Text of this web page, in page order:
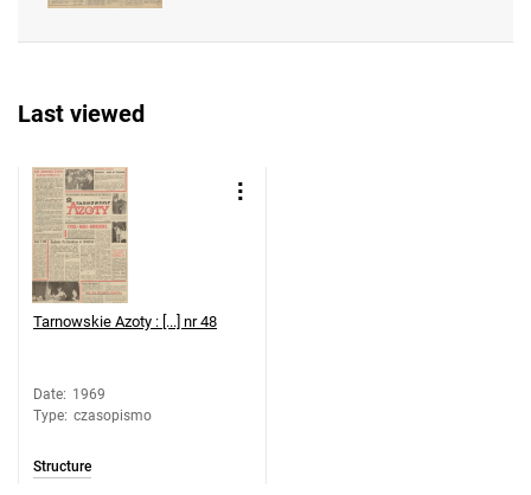
Feliksa Dzierżyńskiego. 1969, nr 39
Robotniczego Zakładów Azotowych im.
Feliksa Dzierżyńskiego. 1969, nr 40
Tarnowskie Azoty : Organ Samorządu
Robotniczego Zakładów Azotowych im.
Feliksa Dzierżyńskiego. 1969, nr 41
Tarnowskie Azoty : Organ Samorządu
Feliksa Dzierżyńskiego. 1969, nr 42
Tarnowskie Azoty : Organ Samorządu
Last viewed
Tarnowskie Azoty : [...] nr 48
Date: 1969
Type: czasopismo
Structure